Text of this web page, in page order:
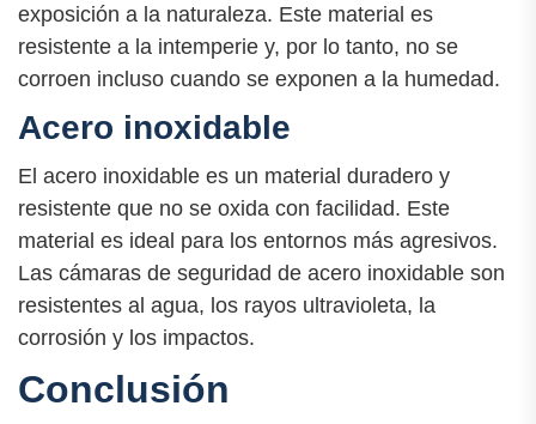
exposición a la naturaleza. Este material es
resistente a la intemperie y, por lo tanto, no se
corroen incluso cuando se exponen a la humedad.
Acero inoxidable
El acero inoxidable es un material duradero y
resistente que no se oxida con facilidad. Este
material es ideal para los entornos más agresivos.
Las cámaras de seguridad de acero inoxidable son
resistentes al agua, los rayos ultravioleta, la
corrosión y los impactos.
Conclusión